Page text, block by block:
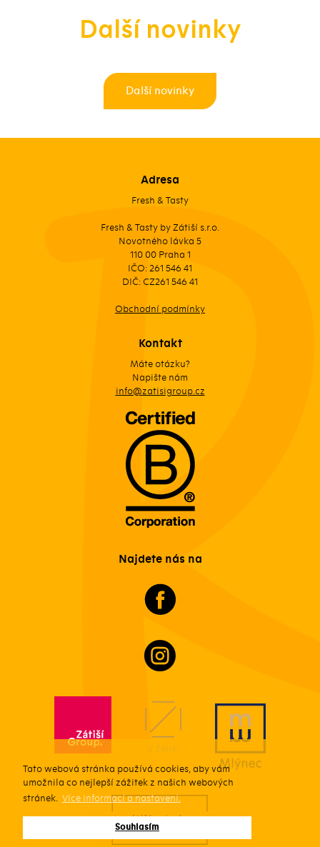
Tato webová stránka používá cookies, aby vám
umožnila co nejlepší zážitek z našich webových
stránek. Více informací a nastavení.
Souhlasím
Další novinky
Další novinky
Adresa
Fresh & Tasty
Fresh & Tasty by Zátiší s.r.o.
Novotného lávka 5
110 00 Praha 1
IČO: 261 546 41
DIČ: CZ261 546 41
Obchodní podmínky
Kontakt
Máte otázku?
Napište nám
info@zatisigroup.cz
Najdete nás na